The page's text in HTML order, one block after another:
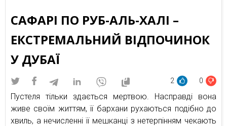
САФАРІ ПО РУБ-АЛЬ-ХАЛІ –
ЕКСТРЕМАЛЬНИЙ ВІДПОЧИНОК
У ДУБАЇ
2 0
Пустеля тільки здається мертвою. Насправді вона
живе своїм життям, її бархани рухаються подібно до
хвиль, а нечисленні її мешканці з нетерпінням чекають